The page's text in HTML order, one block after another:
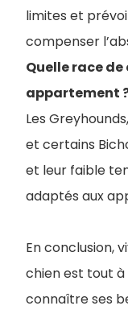
limites et
compenser
Quelle race
appartement
Les
et certains
et leur faible
adaptés aux
En conclusion,
chien est tout
connaître ses